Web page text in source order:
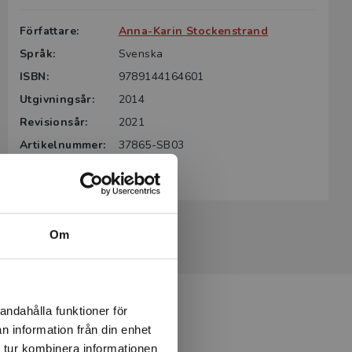
Om
funktioner för
information från din enhet
kombinera informationen
Författare:
Anna-Karin Stockenstrand
Språk:
Svenska
ISBN:
9789144164601
Utgivningsår:
2014
Revisionsår:
2021
Artikelnummer:
37865-SB03